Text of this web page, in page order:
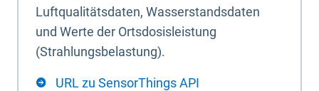
Luftqualitätsdaten, Wasserstandsdaten
und Werte der Ortsdosisleistung
(Strahlungsbelastung).
URL zu SensorThings API